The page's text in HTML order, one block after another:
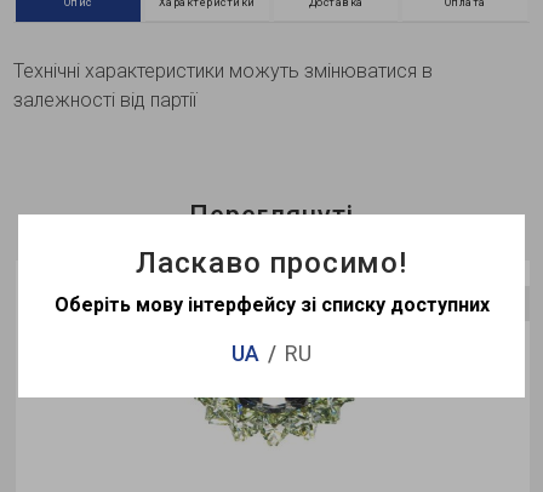
Технічні характеристики можуть змінюватися в
залежності від партії
Переглянуті
Немає в наявності
Ласкаво просимо!
Оберіть мову інтерфейсу зі списку доступних
UA RU